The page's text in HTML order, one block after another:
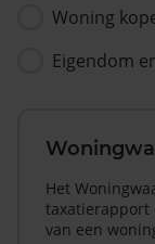
Woning
Eigendom
Het
taxatierapport
van een